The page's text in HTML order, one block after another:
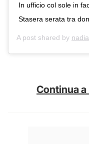
In ufficio col sole in
Stasera serata tra
A post shared by
Continua